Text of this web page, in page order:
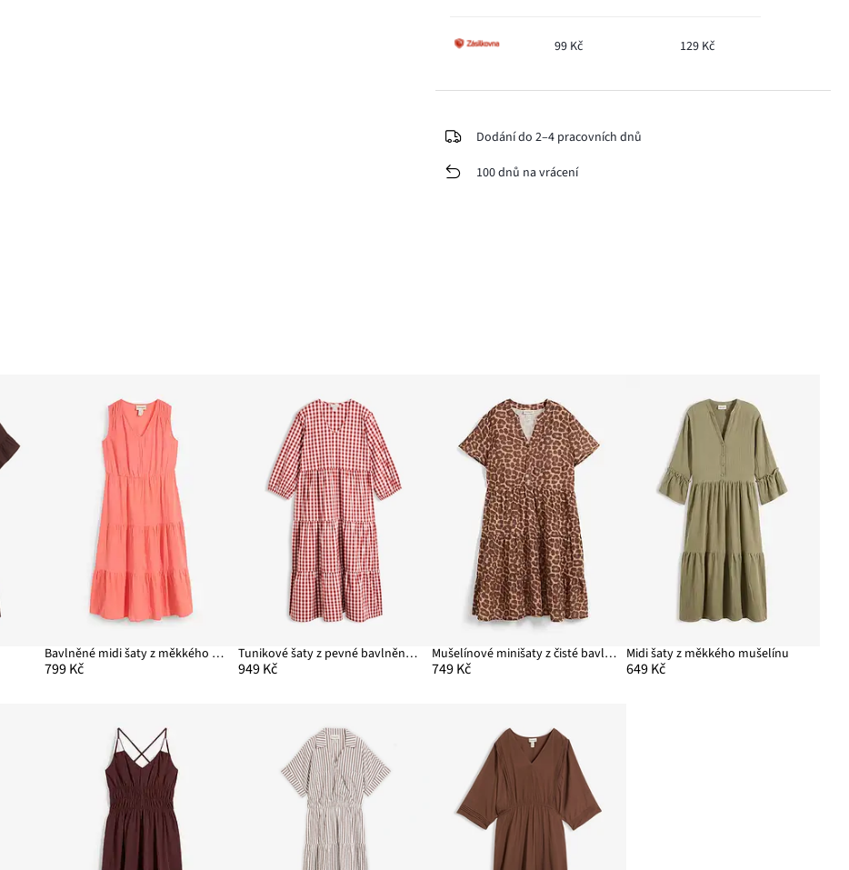
99 Kč 129 Kč
Dodání do 2–4 pracovních dnů
100 dnů na vrácení
Bavlněné midi šaty z měkkého mušelínu
799 Kč
Tunikové šaty z pevné bavlněné směsi
949 Kč
Mušelínové minišaty z čisté bavlny
749 Kč
Midi šaty z měkkého mušelínu
649 Kč